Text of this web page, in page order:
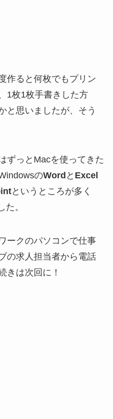
作ると何枚でもプリン
1枚1枚手書きした方
と思いましたが、そう
ずっとMacを使ってきた
のWord と Excel
というところが多く
。
ークのパソコンで仕事
の求人担当者から電話
きは次回に！